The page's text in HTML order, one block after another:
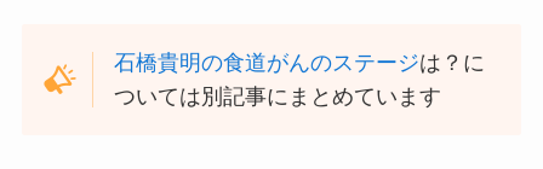
石橋貴明の食道がんのステージは？に
ついては別記事にまとめています